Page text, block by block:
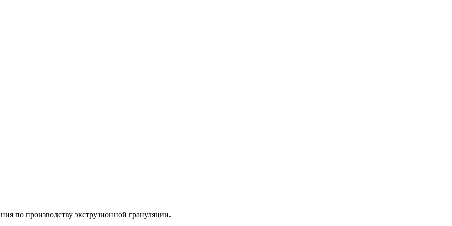
по производству экструзионной грануляции.